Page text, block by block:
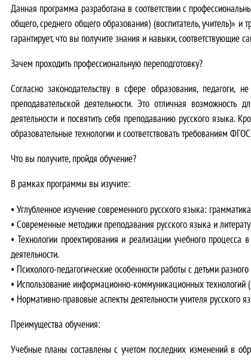
Данная программа разработана в соответствии с
общего, среднего общего образования) (воспитатель, учитель)» и
гарантирует, что вы получите знания и навыки,
Зачем проходить профессиональную переподготовку?
Согласно законодательству в сфере образования,
преподавательской деятельности. Это отличная
деятельности и посвятить себя преподаванию русского языка.
образовательные технологии и соответствовать требованиям
Что вы получите, пройдя обучение?
В рамках программы вы изучите:
• Углубленное изучение современного русского языка:
• Современные методики преподавания русского языка и
• Технологии проектирования и реализации учебного процесса
деятельности.
• Психолого-педагогические особенности работы с детьми
• Использование информационно-коммуникационных технологий
• Нормативно-правовые аспекты деятельности учителя русского
Преимущества обучения:
Учебные планы составлены с учетом последних изменений в